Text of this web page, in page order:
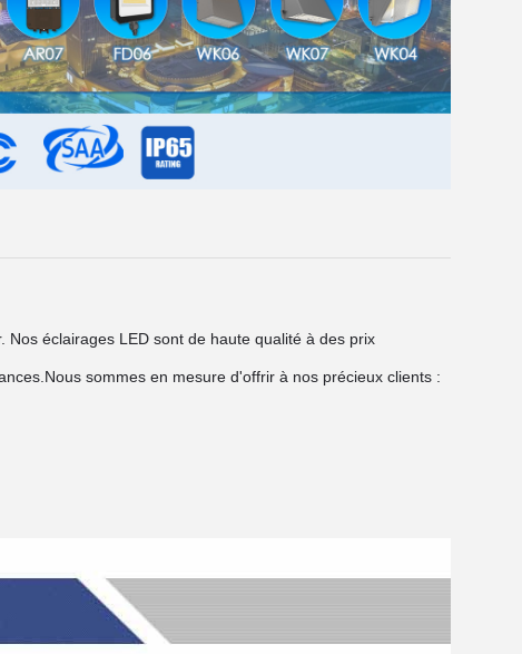
éclairages LED sont de haute qualité à des prix
Nous sommes en mesure d'offrir à nos précieux clients :